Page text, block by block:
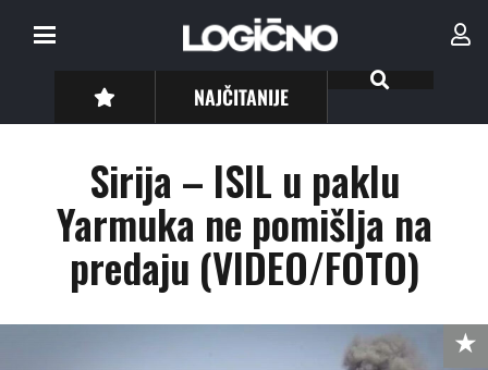
NAJČITANIJE
Sirija – ISIL u paklu
Yarmuka ne pomišlja na
predaju (VIDEO/FOTO)